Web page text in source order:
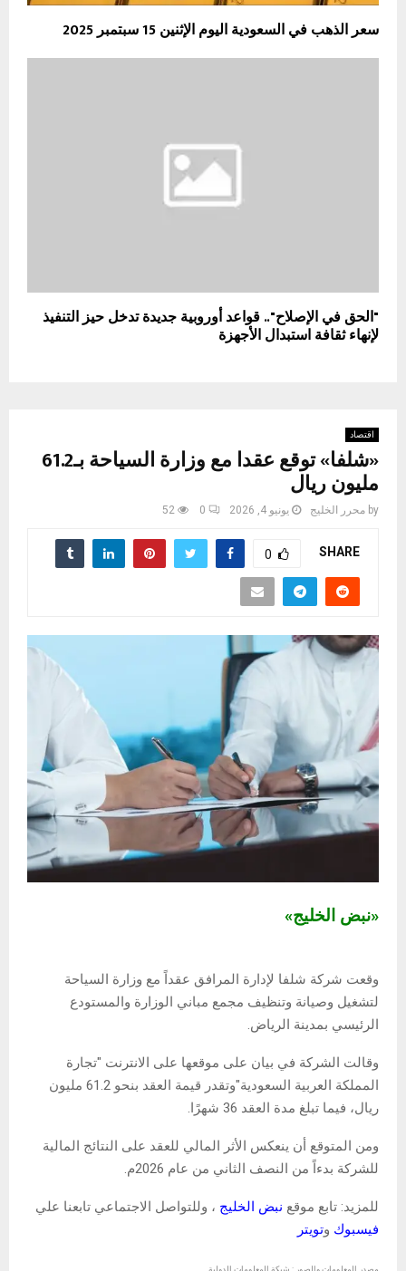
سعر الذهب في السعودية اليوم الإثنين 15 سبتمبر 2025
"الحق في الإصلاح".. قواعد أوروبية جديدة تدخل حيز التنفيذ
لإنهاء ثقافة استبدال الأجهزة
اقتصاد
«شلفا» توقع عقدا مع وزارة السياحة بـ61.2
مليون ريال
by محرر الخليج يونيو 4, 2026 0
52
SHARE
0
«نبض الخليج»
وقعت شركة شلفا لإدارة المرافق عقداً مع وزارة السياحة
لتشغيل وصيانة وتنظيف مجمع مباني الوزارة والمستودع
الرئيسي بمدينة الرياض.
وقالت الشركة في بيان على موقعها على الانترنت "تجارة
المملكة العربية السعودية"وتقدر قيمة العقد بنحو 61.2 مليون
ريال، فيما تبلغ مدة العقد 36 شهرًا.
ومن المتوقع أن ينعكس الأثر المالي للعقد على النتائج المالية
للشركة بدءاً من النصف الثاني من عام 2026م.
للمزيد: تابع موقع نبض الخليج ، وللتواصل الاجتماعي تابعنا علي
فيسبوك وتويتر